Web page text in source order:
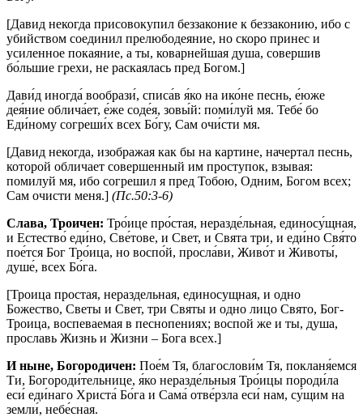
[Давид некогда присовокупил беззаконие к беззаконию, ибо с
убийством соединил прелюбодеяние, но скоро принес и
усиленное покаяние, а ты, коварнейшая душа, совершив
бо́льшие грехи, не раскаялась пред Богом.]
Дави́д иногда́ вообрази́, списа́в я́ко на ико́не песнь, е́юже
дея́ние облича́ет, е́же соде́я, зовы́й: поми́луй мя. Тебе́ бо
Еди́ному согреши́х всех Бо́гу, Сам очи́сти мя.
[Давид некогда, изображая как бы на картине, начертал песнь,
которой обличает совершенный им проступок, взывая:
помилуй мя, ибо согрешил я пред Тобою, Одним, Богом всех;
Сам очисти меня.] (Пс.50:3-6)
Слава, Троичен: Тро́ице про́стая, неразде́льная, единосу́щная,
и Естество́ еди́но, Све́тове, и Свет, и Свята три, и еди́но Свя́то
пое́тся Бог Тро́ица, но воспо́й, просла́ви, Живо́т и Животы́,
душе́, всех Бо́га.
[Троица простая, нераздельная, единосущная, и одно
Божество, Светы и Свет, три Святы и одно лицо Свято, Бог-
Троица, воспеваемая в песнопениях; воспой же и ты, душа,
прославь Жизнь и Жизни – Бога всех.]
И ныне, Богородичен: Пое́м Тя, благослови́м Тя, покланя́емся
Ти, Богороди́тельнице, я́ко неразде́льныя Тро́ицы породи́ла
еси́ еди́наго Христа́ Бо́га и Сама́ отве́рзла еси́ нам, су́щим на
земли́, небе́сная.